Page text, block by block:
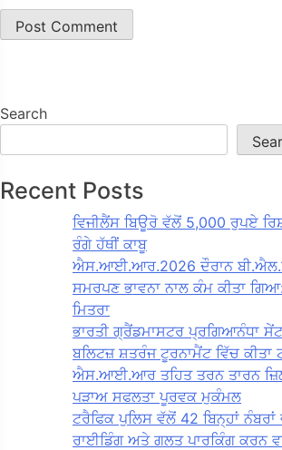
Search
Recent Posts
ਵਿਜੀਲੈਂਸ ਬਿਊਰੋ ਵੱਲੋਂ 5,000 ਰੁਪਏ
ਰੰਗੇ ਹੱਥੀਂ ਕਾਬੂ
ਐਸ.ਆਈ.ਆਰ.2026 ਦੌਰਾਨ
ਸਮਰਪਣ ਭਾਵਨਾ ਨਾਲ ਕੰਮ ਕੀਤਾ
ਮਿਤਰਾ
ਭਾਰਤੀ ਗ੍ਰੈਂਡਮਾਸਟਰ ਪ੍ਰਗਿਆਨੰਧਾ
ਬਲਿਟਜ਼ ਸ਼ਤਰੰਜ ਟੂਰਨਾਮੈਂਟ ਵਿੱਚ ਕੀਤਾ
ਐਸ.ਆਈ.ਆਰ ਤਹਿਤ ਤਰਨ ਤਾਰਨ
ਪੜਾਅ ਸਫਲਤਾ ਪੂਰਵਕ ਮੁਕੰਮਲ
ਟਰੈਫਿਕ ਪੁਲਿਸ ਵੱਲੋਂ 42 ਬਿਨ੍ਹਾਂ ਨੰਬਰਾਂ
ਰਾਈਡਿੰਗ ਅਤੇ ਗਲਤ ਪਾਰਕਿੰਗ ਕਰਨ